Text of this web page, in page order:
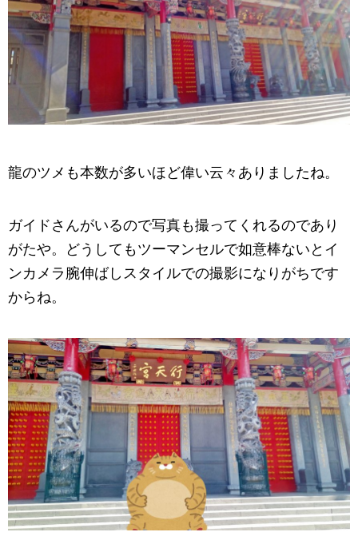
龍のツメも本数が多いほど偉い云々ありましたね。
ガイドさんがいるので写真も撮ってくれるのであり
がたや。どうしてもツーマンセルで如意棒ないとイ
ンカメラ腕伸ばしスタイルでの撮影になりがちです
からね。